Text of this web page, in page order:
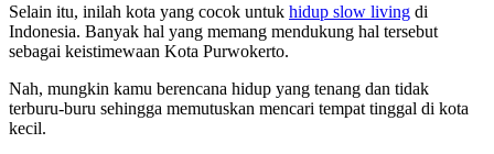
Selain itu, inilah kota yang cocok untuk hidup slow living di
Indonesia. Banyak hal yang memang mendukung hal tersebut
sebagai keistimewaan Kota Purwokerto.
Nah, mungkin kamu berencana hidup yang tenang dan tidak
terburu-buru sehingga memutuskan mencari tempat tinggal di kota
kecil.